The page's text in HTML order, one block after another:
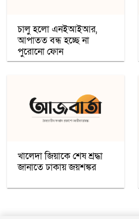
উগান্ডার
জোরপূর্বক
বিহারে সড়ক
সাহায্যের
সৌদি
চালু হলো এনইআইআর,
আপাতত বন্ধ হচ্ছে না
পুরোনো ফোন
খালেদা জিয়াকে শেষ শ্রদ্ধা
জানাতে ঢাকায় জয়শঙ্কর